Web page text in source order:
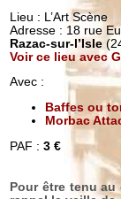
Lieu : L’Art Scène
Adresse : 18 rue
Razac-sur-l’Isle
Voir ce lieu avec
Avec :
Baffes ou
Morbac
PAF : 3 €
Pour être tenu